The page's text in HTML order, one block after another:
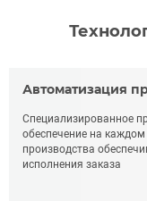
Автоматизация
Специализированное
обеспечение на каждом
производства
исполнения заказа